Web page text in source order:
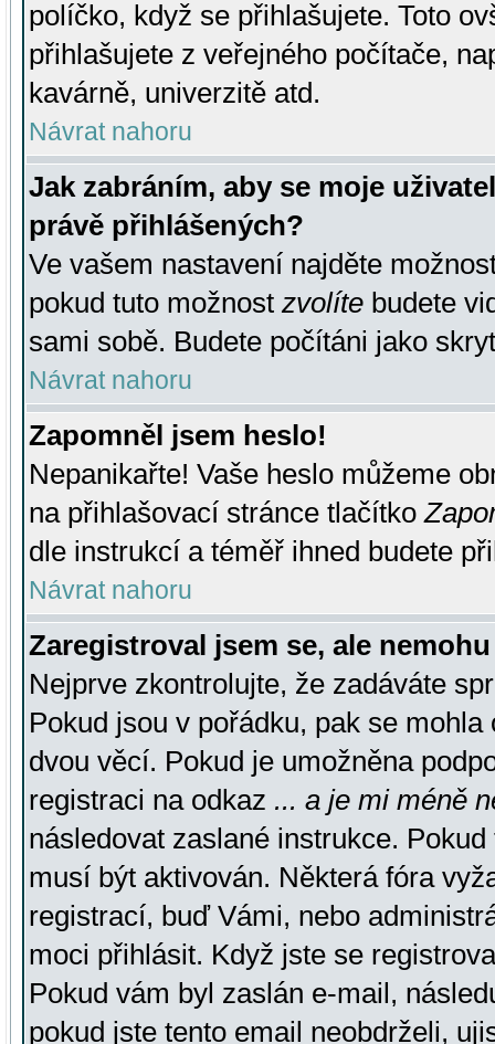
políčko, když se přihlašujete. Toto
přihlašujete z veřejného počítače,
kavárně, univerzitě atd.
Návrat nahoru
Jak zabráním, aby se moje
právě přihlášených?
Ve vašem nastavení najděte
pokud tuto možnost zvolíte budete
sami sobě. Budete počítáni jako
Návrat nahoru
Zapomněl jsem heslo!
Nepanikařte! Vaše heslo můžeme
na přihlašovací stránce tlačítko
dle instrukcí a téměř ihned budete
Návrat nahoru
Zaregistroval jsem se, ale
Nejprve zkontrolujte, že zadáváte
Pokud jsou v pořádku, pak se
dvou věcí. Pokud je umožněna
registraci na odkaz ... a je mi méně
následovat zaslané instrukce.
musí být aktivován. Některá fóra
registrací, buď Vámi, nebo
moci přihlásit. Když jste se
Pokud vám byl zaslán e-mail,
pokud jste tento email neobdrželi,